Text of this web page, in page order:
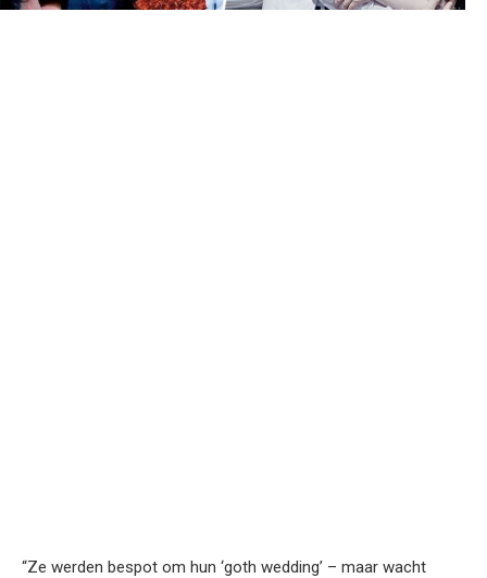
“Ze werden bespot om hun ‘goth wedding’ – maar wacht